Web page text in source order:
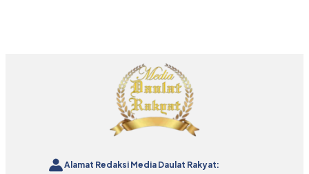
Alamat Redaksi Media Daulat Rakyat: